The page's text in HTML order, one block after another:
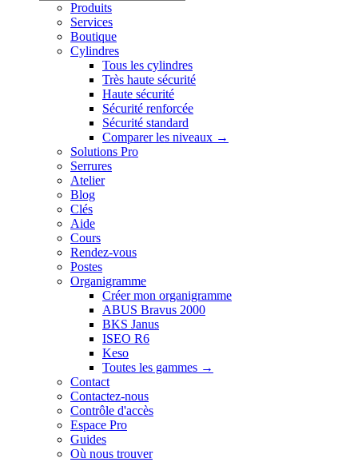
Produits
Services
Boutique
Cylindres
Tous les cylindres
Très haute sécurité
Haute sécurité
Sécurité renforcée
Sécurité standard
Comparer les niveaux →
Solutions Pro
Serrures
Atelier
Blog
Clés
Aide
Cours
Rendez-vous
Postes
Organigramme
Créer mon organigramme
ABUS Bravus 2000
BKS Janus
ISEO R6
Keso
Toutes les gammes →
Contact
Contactez-nous
Contrôle d'accès
Espace Pro
Guides
Où nous trouver